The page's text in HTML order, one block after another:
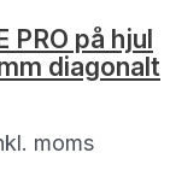
PRO på hjul
diagonalt
moms